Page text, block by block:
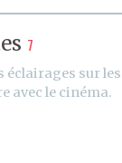
7
éclairages sur les
avec le cinéma.